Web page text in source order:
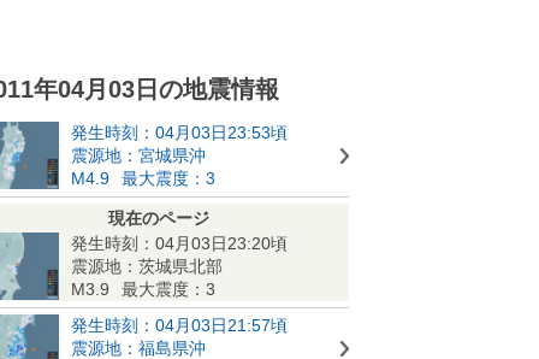
年04月03日の地震情報
発生時刻：04月03日23:53頃
震源地：宮城県沖
M4.9
最大震度：3
現在のページ
発生時刻：04月03日23:20頃
震源地：茨城県北部
M3.9
最大震度：3
発生時刻：04月03日21:57頃
震源地：福島県沖